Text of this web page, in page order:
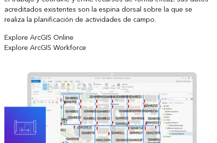
acreditados existentes son la espina dorsal sobre la que se
realiza la planificación de actividades de campo.
Explore ArcGIS Online
Explore ArcGIS Workforce